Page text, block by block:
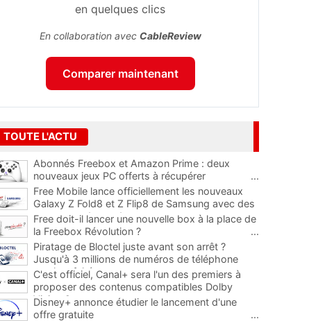
en quelques clics
En collaboration avec CableReview
Comparer maintenant
TOUTE L'ACTU
Abonnés Freebox et Amazon Prime : deux
nouveaux jeux PC offerts à récupérer
...
Free Mobile lance officiellement les nouveaux
Galaxy Z Fold8 et Z Flip8 de Samsung avec des
promos et des cadeaux
...
Free doit-il lancer une nouvelle box à la place de
la Freebox Révolution ?
...
Piratage de Bloctel juste avant son arrêt ?
Jusqu'à 3 millions de numéros de téléphone
auraient fuité
C'est officiel, Canal+ sera l'un des premiers à
proposer des contenus compatibles Dolby
Vision 2
Disney+ annonce étudier le lancement d'une
offre gratuite
...